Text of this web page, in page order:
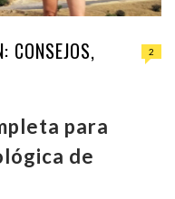
CONSEJOS,
2
para
de